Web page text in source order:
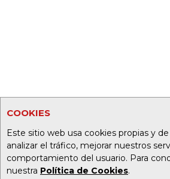
COOKIES
Este sitio web usa cookies propias y
analizar el tráfico, mejorar nuestros
comportamiento del usuario. Para
nuestra Política de Cookies.